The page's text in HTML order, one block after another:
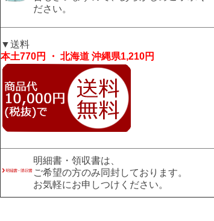
ださい。
▼送料
本土770円 ・ 北海道 沖縄県1,210円
明細書・領収書は、
ご希望の方のみ同封しております。
お気軽にお申しつけください。